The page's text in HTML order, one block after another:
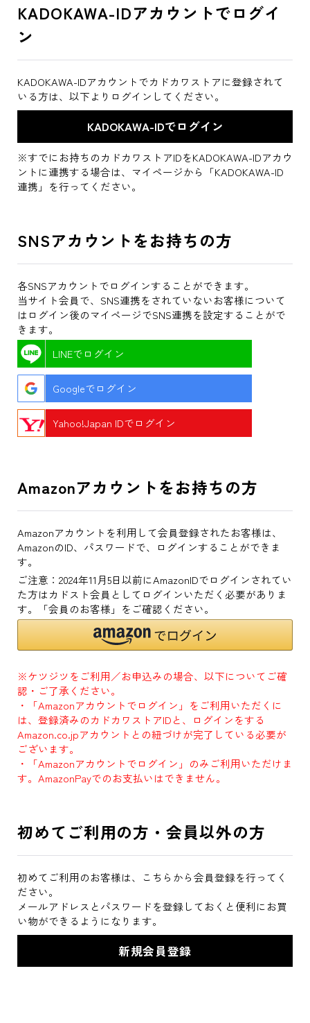
KADOKAWA-IDアカウントでログイ
ン
KADOKAWA-IDアカウントでカドカワストアに登録されて
いる方は、以下よりログインしてください。
※すでにお持ちのカドカワストアIDをKADOKAWA-IDアカウ
ントに連携する場合は、マイページから「KADOKAWA-ID
連携」を行ってください。
SNSアカウントをお持ちの方
各SNSアカウントでログインすることができます。
当サイト会員で、SNS連携をされていないお客様について
はログイン後のマイページでSNS連携を設定することがで
きます。
LINEでログイン
Googleでログイン
Yahoo!Japan IDでログイン
Amazonアカウントをお持ちの方
Amazonアカウントを利用して会員登録されたお客様は、
AmazonのID、パスワードで、ログインすることができま
す。
ご注意：2024年11月5日以前にAmazonIDでログインされてい
た方はカドスト会員としてログインいただく必要がありま
す。「会員のお客様」をご確認ください。
※ケツジツをご利用／お申込みの場合、以下についてご確
認・ご了承ください。
・「Amazonアカウントでログイン」をご利用いただくに
は、登録済みのカドカワストアIDと、ログインをする
Amazon.co.jpアカウントとの紐づけが完了している必要が
ございます。
・「Amazonアカウントでログイン」のみご利用いただけま
す。AmazonPayでのお支払いはできません。
初めてご利用の方・会員以外の方
初めてご利用のお客様は、こちらから会員登録を行ってく
ださい。
メールアドレスとパスワードを登録しておくと便利にお買
い物ができるようになります。